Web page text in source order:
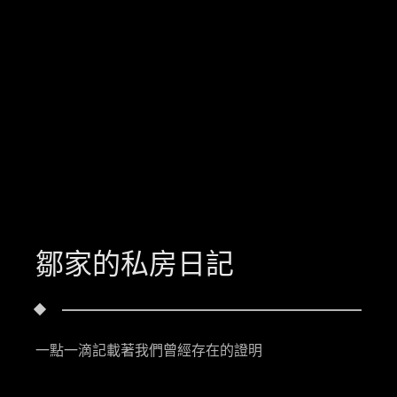
鄒家的私房日記
一點一滴記載著我們曾經存在的證明